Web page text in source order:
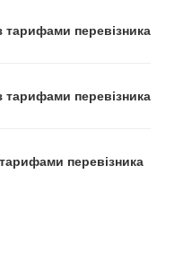
тарифами перевізника
тарифами перевізника
перевізника